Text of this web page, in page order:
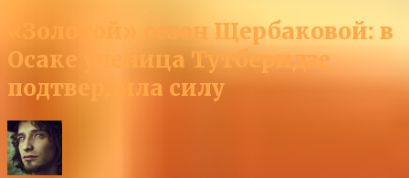
«Золотой» сезон Щербаковой: в
Осаке ученица Тутберидзе
подтвердила силу